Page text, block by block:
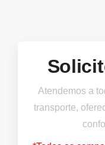
Atendemos a
transporte,